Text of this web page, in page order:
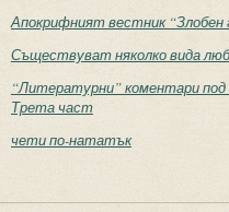
Апокрифният вестник “Злобен
Съществуват няколко вида
“Литературни” коментари
Трета част
чети по-нататък